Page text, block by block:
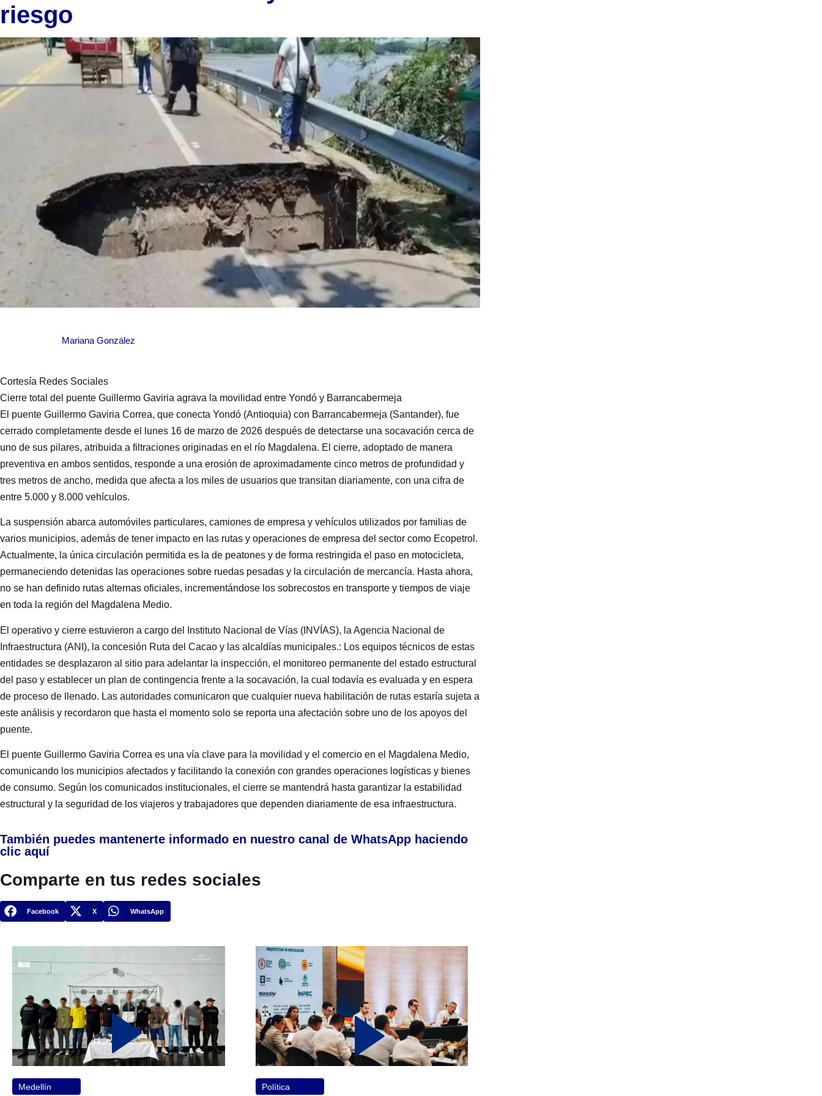
riesgo
Mariana González
Cortesía Redes Sociales
Cierre total del puente Guillermo Gaviria agrava la movilidad entre Yondó y Barrancabermeja
El puente Guillermo Gaviria Correa, que conecta Yondó (Antioquia) con Barrancabermeja (Santander), fue
cerrado completamente desde el lunes 16 de marzo de 2026 después de detectarse una socavación cerca de
uno de sus pilares, atribuida a filtraciones originadas en el río Magdalena. El cierre, adoptado de manera
preventiva en ambos sentidos, responde a una erosión de aproximadamente cinco metros de profundidad y
tres metros de ancho, medida que afecta a los miles de usuarios que transitan diariamente, con una cifra de
entre 5.000 y 8.000 vehículos.
La suspensión abarca automóviles particulares, camiones de empresa y vehículos utilizados por familias de
varios municipios, además de tener impacto en las rutas y operaciones de empresa del sector como Ecopetrol.
Actualmente, la única circulación permitida es la de peatones y de forma restringida el paso en motocicleta,
permaneciendo detenidas las operaciones sobre ruedas pesadas y la circulación de mercancía. Hasta ahora,
no se han definido rutas alternas oficiales, incrementándose los sobrecostos en transporte y tiempos de viaje
en toda la región del Magdalena Medio.
El operativo y cierre estuvieron a cargo del Instituto Nacional de Vías (INVÍAS), la Agencia Nacional de
Infraestructura (ANI), la concesión Ruta del Cacao y las alcaldías municipales.: Los equipos técnicos de estas
entidades se desplazaron al sitio para adelantar la inspección, el monitoreo permanente del estado estructural
del paso y establecer un plan de contingencia frente a la socavación, la cual todavía es evaluada y en espera
de proceso de llenado. Las autoridades comunicaron que cualquier nueva habilitación de rutas estaría sujeta a
este análisis y recordaron que hasta el momento solo se reporta una afectación sobre uno de los apoyos del
puente.
El puente Guillermo Gaviria Correa es una vía clave para la movilidad y el comercio en el Magdalena Medio,
comunicando los municipios afectados y facilitando la conexión con grandes operaciones logísticas y bienes
de consumo. Según los comunicados institucionales, el cierre se mantendrá hasta garantizar la estabilidad
estructural y la seguridad de los viajeros y trabajadores que dependen diariamente de esa infraestructura.
También puedes mantenerte informado en nuestro canal de WhatsApp haciendo
clic aquí
Comparte en tus redes sociales
Facebook X WhatsApp
Medellín Política